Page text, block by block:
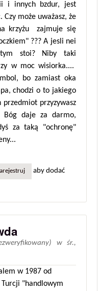
i innych bzdur, jest
Czy może uważasz, że
krzyżu zajmuje się
??? A jesli nei
stoi? Niby taki
w moc wisiorka....
bo zamiast oka
chodzi o to jakiego
przyzywasz
Bóg daje za darmo,
za taką "ochronę"
aby dodać
wśr.,
w 1987 od
"handlowym